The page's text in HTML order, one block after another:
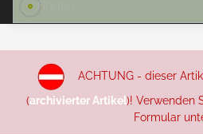
ACHTUNG - dieser
(archivierter Artikel)! Verwenden
Formular